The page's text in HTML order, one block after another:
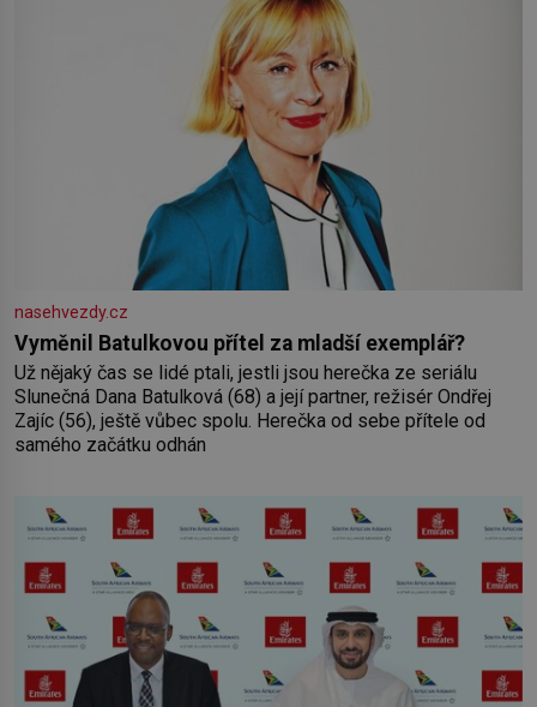
nasehvezdy.cz
Vyměnil Batulkovou přítel za mladší exemplář?
Už nějaký čas se lidé ptali, jestli jsou herečka ze seriálu
Slunečná Dana Batulková (68) a její partner, režisér Ondřej
Zajíc (56), ještě vůbec spolu. Herečka od sebe přítele od
samého začátku odhán